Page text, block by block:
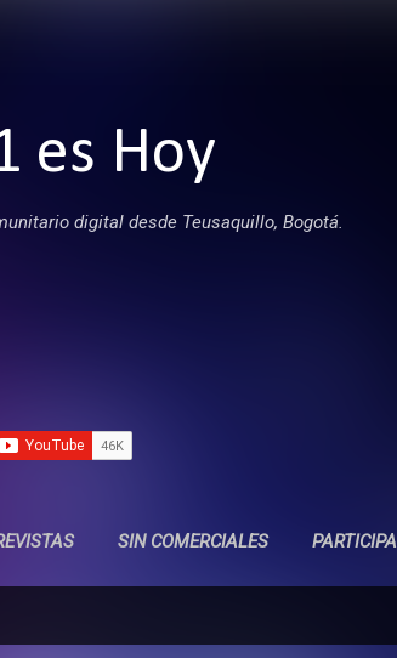
es Hoy
digital desde Teusaquillo, Bogotá.
SIN COMERCIALES PARTICIPA